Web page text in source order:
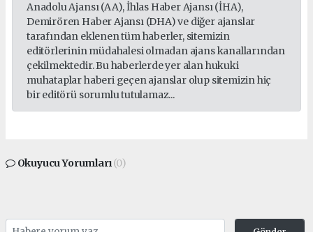
Anadolu Ajansı (AA), İhlas Haber Ajansı (İHA),
Demirören Haber Ajansı (DHA) ve diğer ajanslar
tarafından eklenen tüm haberler, sitemizin
editörlerinin müdahalesi olmadan ajans kanallarından
çekilmektedir. Bu haberlerde yer alan hukuki
muhataplar haberi geçen ajanslar olup sitemizin hiç
bir editörü sorumlu tutulamaz...
Okuyucu Yorumları(0)